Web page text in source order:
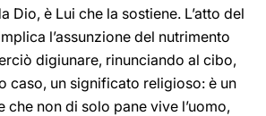
Dio, è Lui che la sostiene. L’atto del
l’assunzione del nutrimento
digiunare, rinunciando al cibo,
caso, un significato religioso: è un
che non di solo pane vive l’uomo,